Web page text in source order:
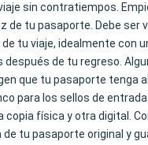
sin contratiempos.
de tu pasaporte. Debe ser
tu viaje, idealmente con
después de tu regreso.
que tu pasaporte tenga
para los sellos de entrada
copia física y otra digital.
tu pasaporte original y